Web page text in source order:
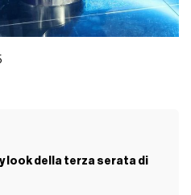
look della terza serata di